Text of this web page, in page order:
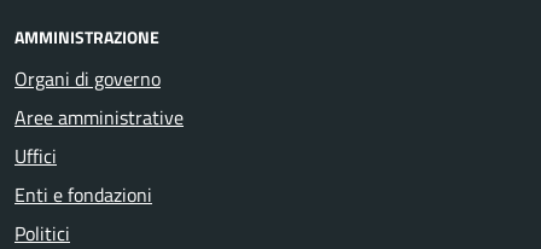
AMMINISTRAZIONE
Organi di governo
Aree amministrative
Uffici
Enti e fondazioni
Politici